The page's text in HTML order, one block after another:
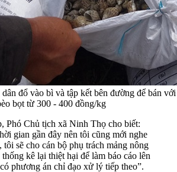
đổ vào bì và tập kết bên đường để bán với
bọt từ 300 - 400 đồng/kg
Phó Chủ tịch xã Ninh Thọ cho biết:
gian gần đây nên tôi cũng mới nghe
tôi sẽ cho cán bộ phụ trách mảng nông
kê lại thiệt hại để làm báo cáo lên
phương án chỉ đạo xử lý tiếp theo”.